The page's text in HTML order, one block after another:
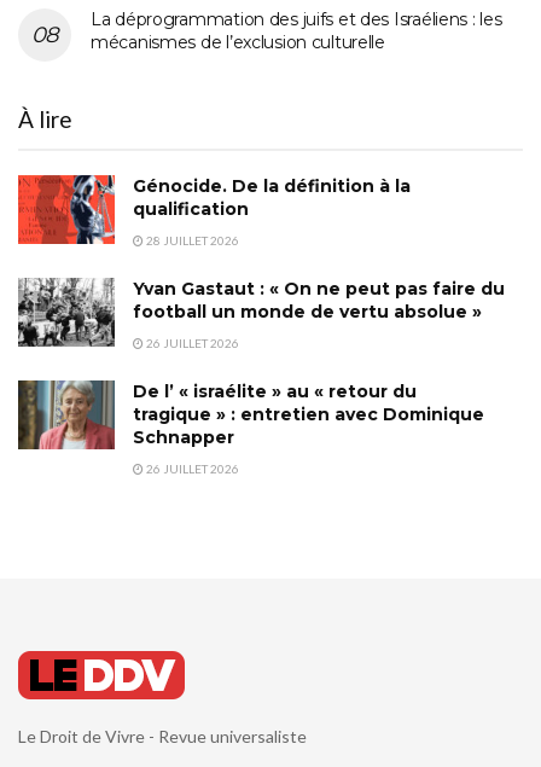
La déprogrammation des juifs et des Israéliens : les
mécanismes de l’exclusion culturelle
À lire
Génocide. De la définition à la
qualification
28 JUILLET 2026
Yvan Gastaut : « On ne peut pas faire du
football un monde de vertu absolue »
26 JUILLET 2026
De l’ « israélite » au « retour du
tragique » : entretien avec Dominique
Schnapper
26 JUILLET 2026
Le Droit de Vivre - Revue universaliste